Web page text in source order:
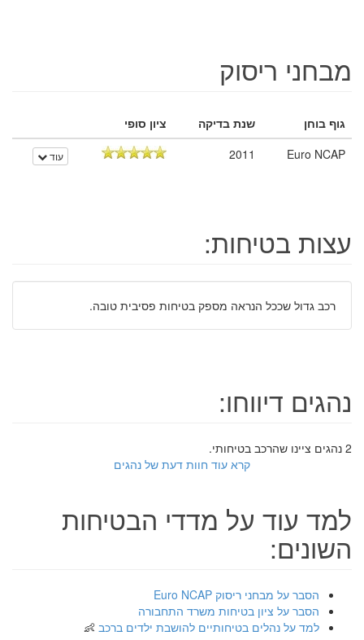
מבחני ריסוק
גוף בוחן שנת בדיקה
ציון סופי
Euro NCAP
2011 עוד
עצות בטיחות:
רכב גדול שככל הנראה מספק בטיחות פסיבית טובה.
נהגים דיווחו:
2 נהגים ציינו שהרכב בטיחותי.
קרא עוד חוות דעת של נהגים
למד עוד על מדדי הבטיחות
השונים:
הסבר על מבחני ריסוק Euro NCAP
הסבר על ציון בטיחות משרד התחבורה
למד על נהלים בטיחותיים להושבת ילדים ברכב